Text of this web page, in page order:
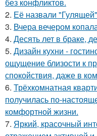
без конфликтов.
2. Её назвали
3. Вчера вечером
4. Десять лет в браке,
5. Дизайн кухни -
ощущение близости к
спокойствия, даже в
6. Трёхкомнатная
получилась по-
комфортной жизни.
7. Яркий, красочный